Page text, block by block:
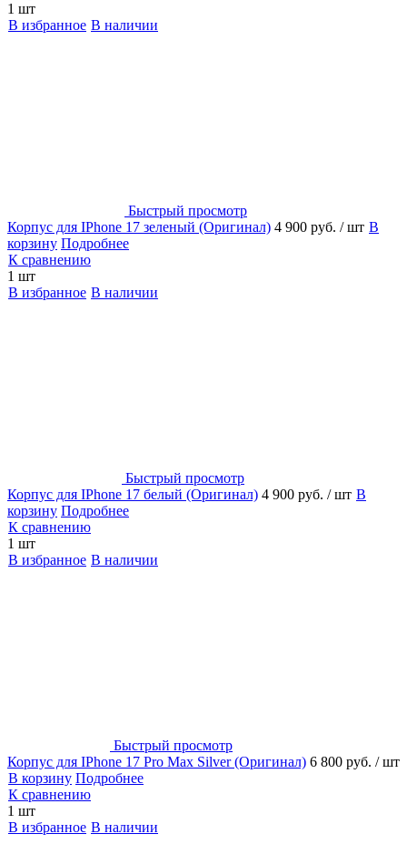
1 шт
В избранное В наличии
Быстрый просмотр
Корпус для IPhone 17 зеленый (Оригинал) 4 900 руб. / шт В
корзину Подробнее
К сравнению
1 шт
В избранное В наличии
Быстрый просмотр
Корпус для IPhone 17 белый (Оригинал) 4 900 руб. / шт В
корзину Подробнее
К сравнению
1 шт
В избранное В наличии
Быстрый просмотр
Корпус для IPhone 17 Pro Max Silver (Оригинал) 6 800 руб. / шт
В корзину Подробнее
К сравнению
1 шт
В избранное В наличии